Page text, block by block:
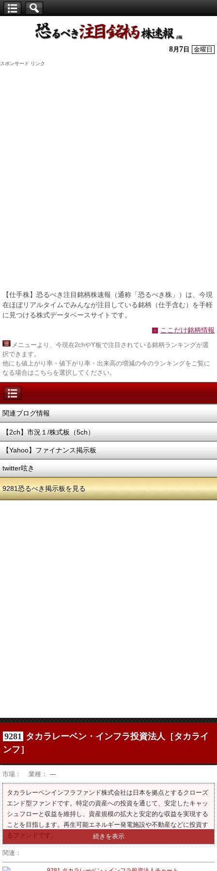
株】
8月 7 日 金曜日
スポンサード リンク
【仕手株】恐るべき注目銘柄株速報（通称「恐るべき株」）は、今現
在ほぼリアルタイムでみんなが注目している銘柄（仕手含む）を手軽
に見つける株式データベースサイトです。
ここだけ銘柄情報
メニューより、今現在2chやY板で注目されている銘柄ランキングが選
択できます。
他にも値上がり率・値下がり率・出来高の増減の今のランキングをご覧に
なる場合はこちらを選択してください。
関連ブログ情報
【2ch】市況１/株式板（5ch）
【Yahoo】ファイナンス掲示板
twitter呟き
9281恐るべき掲示板を見る
9281 タカラレーベン・インフラ投資法人［タカライ
ンフ］
市場： 業種： ---
タカラレーベンインフラファンド株式会社は日本を拠点とするクローズ
エンド型ファンドです。特定の資産への投資を通じて、安定したキャッ
シュフローと収益を維持し、資産規模の拡大と安定的な収益を実現する
ことを目指します。再生可能エネルギー発電施設や不動産などに投資す
るファンドです。
関連：